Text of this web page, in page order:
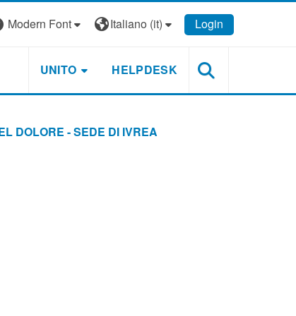
Modern Font Italiano ‎(it)‎ Login
UNITO HELPDESK
DOLORE - SEDE DI IVREA